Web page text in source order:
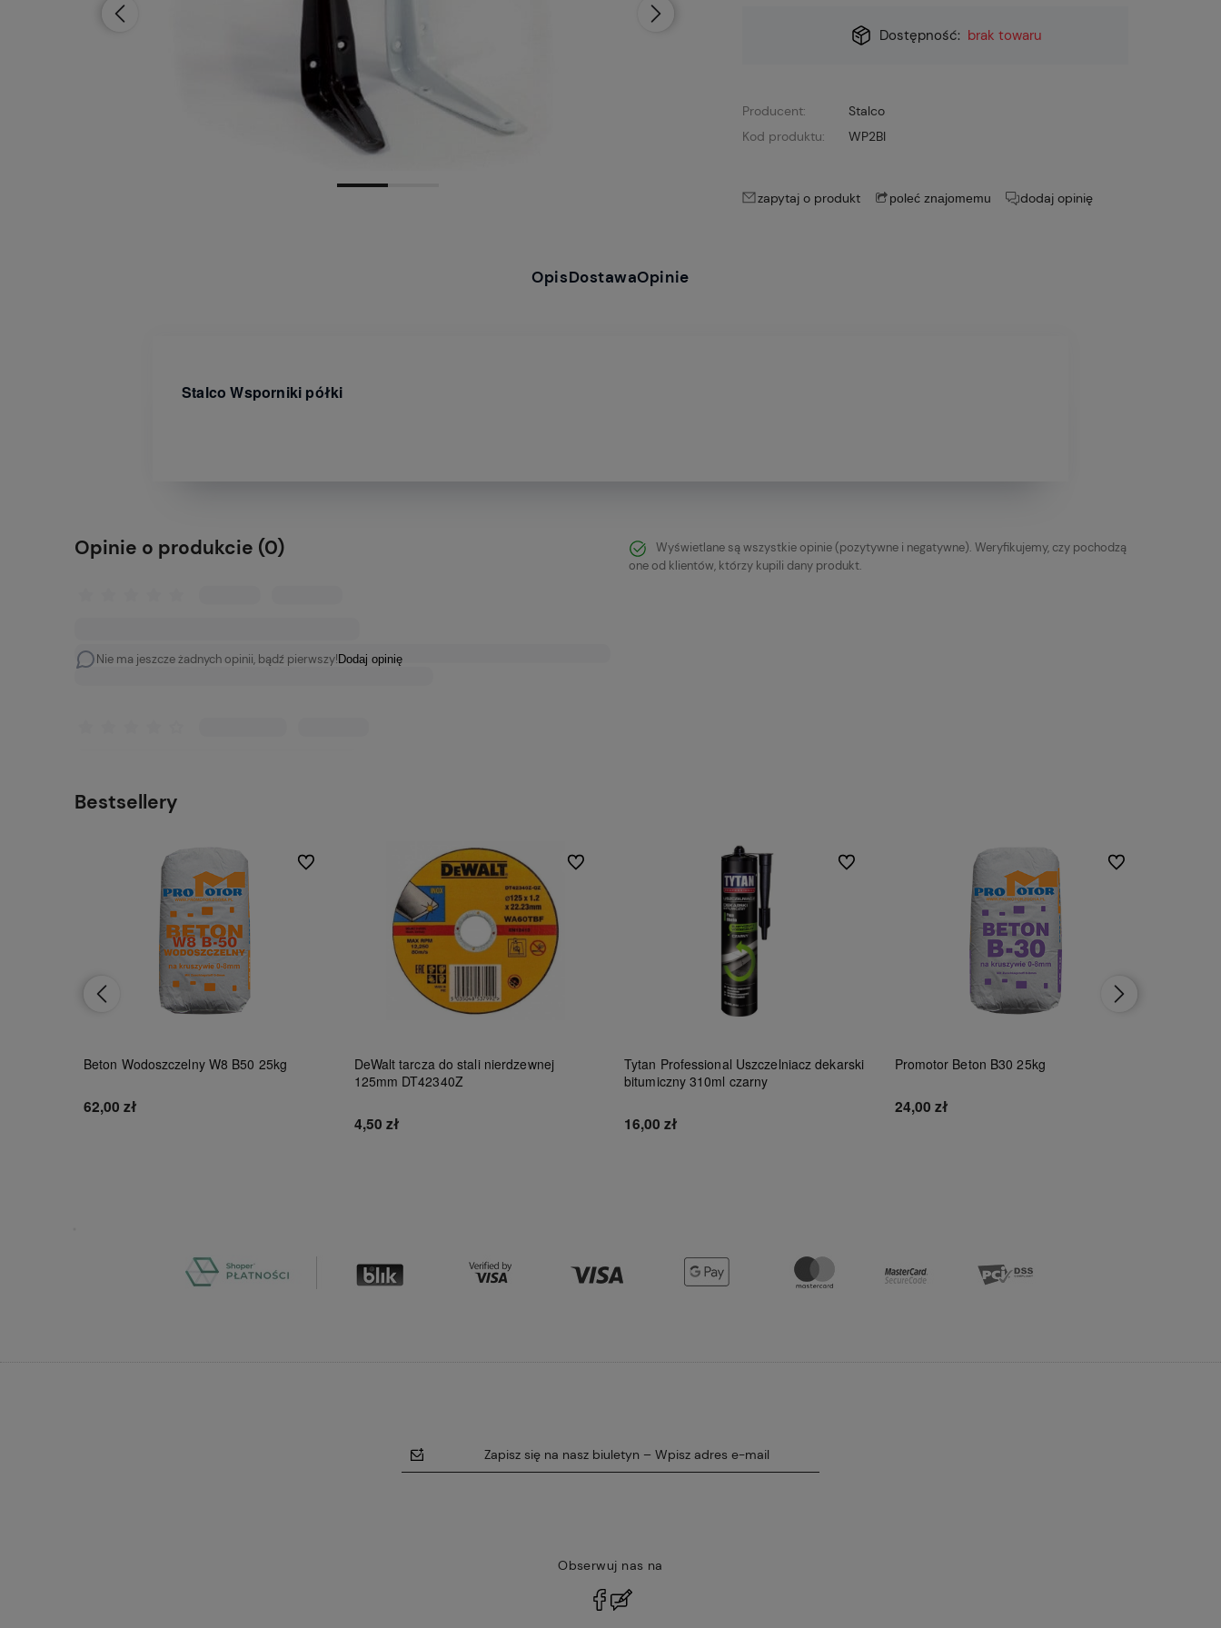
Dostępność: brak towaru
Producent:
Stalco
Kod produktu:
WP2BI
zapytaj o produkt poleć znajomemu dodaj opinię
OpisDostawaOpinie
Stalco Wsporniki półki
Opinie o produkcie (0)
Nie ma jeszcze żadnych opinii, bądź pierwszy! Dodaj opinię
Wyświetlane są wszystkie opinie (pozytywne i negatywne). Weryfikujemy, czy pochodzą
one od klientów, którzy kupili dany produkt.
Bestsellery
Beton Wodoszczelny W8 B50 25kg
62,00 zł
Do ulubionych
DeWalt tarcza do stali nierdzewnej
125mm DT42340Z
4,50 zł
Do ulubionych
Tytan Professional Uszczelniacz dekarski
bitumiczny 310ml czarny
16,00 zł
Do ulubionych
Promotor Beton B30 25kg
24,00 zł
Do ulubionych
Zapisz się na nasz biuletyn – Wpisz adres e-mail
Obserwuj nas na